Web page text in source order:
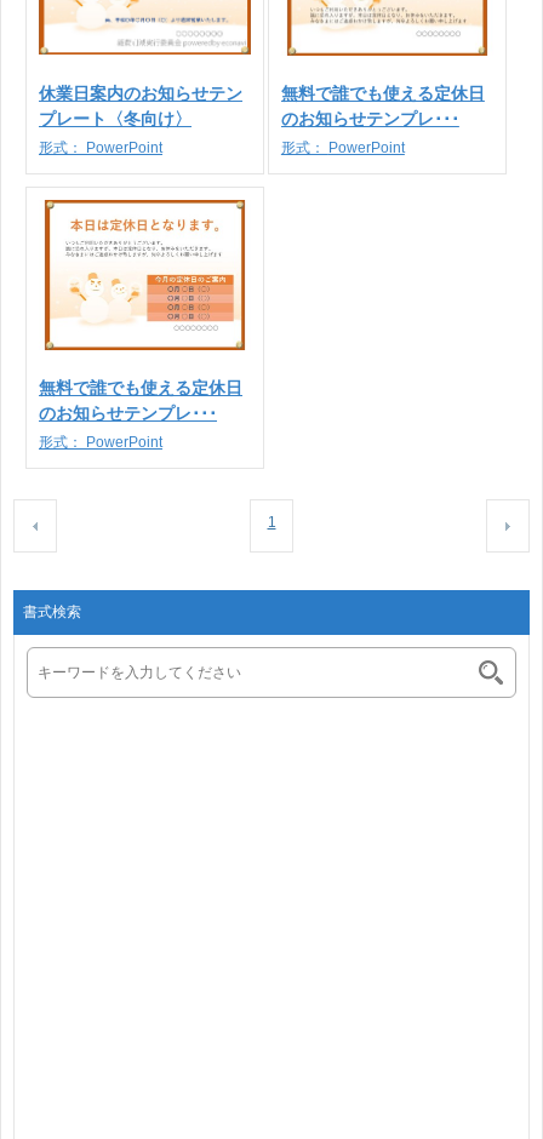
休業日案内のお知らせテン
プレート〈冬向け〉
形式： PowerPoint
無料で誰でも使える定休日
のお知らせテンプレ･･･
形式： PowerPoint
無料で誰でも使える定休日
のお知らせテンプレ･･･
形式： PowerPoint
1
書式検索